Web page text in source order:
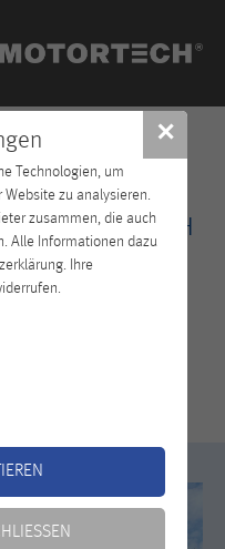
✕
Technologien, um
Website zu analysieren.
zusammen, die auch
Alle Informationen dazu
Ihre
MOTORTECH
des
die bereits
weiter vorantreiben.
zu sein.